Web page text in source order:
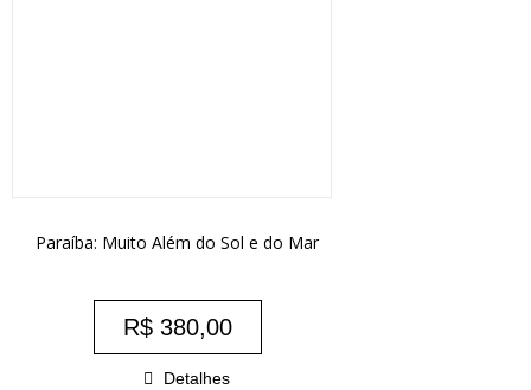
Paraíba: Muito Além do Sol e do Mar
R$ 380,00
Detalhes